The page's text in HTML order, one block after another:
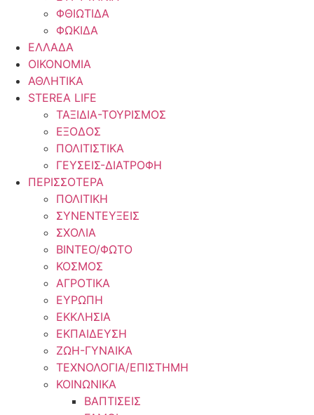
ΦΘΙΩΤΙΔΑ
ΦΩΚΙΔΑ
ΕΛΛΑΔΑ
ΟΙΚΟΝΟΜΙΑ
ΑΘΛΗΤΙΚΑ
STEREA LIFE
ΤΑΞΙΔΙΑ-ΤΟΥΡΙΣΜΟΣ
ΕΞΟΔΟΣ
ΠΟΛΙΤΙΣΤΙΚΑ
ΓΕΥΣΕΙΣ-ΔΙΑΤΡΟΦΗ
ΠΕΡΙΣΣΟΤΕΡΑ
ΠΟΛΙΤΙΚΗ
ΣΥΝΕΝΤΕΥΞΕΙΣ
ΣΧΟΛΙΑ
ΒΙΝΤΕΟ/ΦΩΤΟ
ΚΟΣΜΟΣ
ΑΓΡΟΤΙΚΑ
ΕΥΡΩΠΗ
ΕΚΚΛΗΣΙΑ
ΕΚΠΑΙΔΕΥΣΗ
ΖΩΗ-ΓΥΝΑΙΚΑ
ΤΕΧΝΟΛΟΓΙΑ/ΕΠΙΣΤΗΜΗ
ΚΟΙΝΩΝΙΚΑ
ΒΑΠΤΙΣΕΙΣ